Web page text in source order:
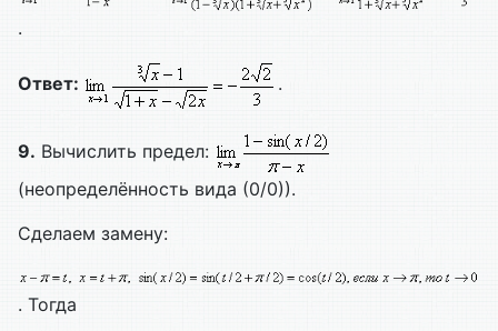
.
Ответ: .
9. Вычислить предел:
(неопределённость вида (0/0)).
Сделаем замену:
. Тогда